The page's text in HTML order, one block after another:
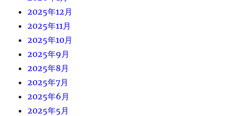
2025年12月
2025年11月
2025年10月
2025年9月
2025年8月
2025年7月
2025年6月
2025年5月